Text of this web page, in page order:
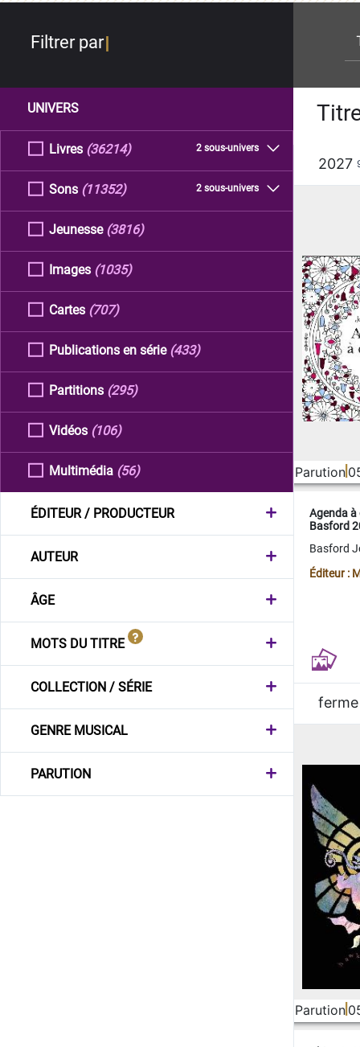
Filtrer par
UNIVERS
Livres 2 sous-univers
(36214)
Sons 2 sous-univers
(11352)
Jeunesse (3816)
Images (1035)
Cartes (707)
Publications en série (433)
Partitions (295)
Vidéos (106)
Multimédia (56)
ÉDITEUR / PRODUCTEUR
AUTEUR
ÂGE
MOTS DU TITRE
COLLECTION / SÉRIE
GENRE MUSICAL
PARUTION
2027
Parution
Agenda
Basford
Basford
Éditeur :
ferme
Parution